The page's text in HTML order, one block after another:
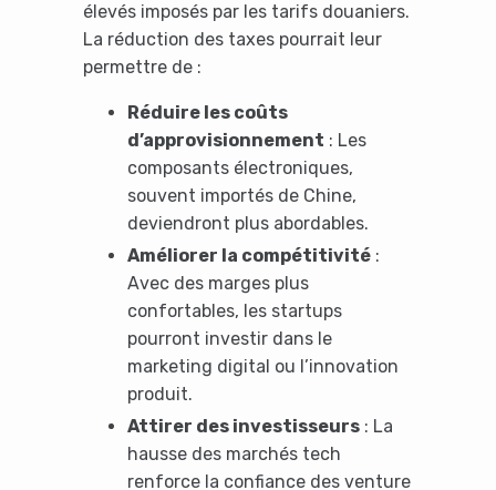
élevés imposés par les tarifs douaniers.
La réduction des taxes pourrait leur
permettre de :
Réduire les coûts
d’approvisionnement : Les
composants électroniques,
souvent importés de Chine,
deviendront plus abordables.
Améliorer la compétitivité:
Avec des marges plus
confortables, les startups
pourront investir dans le
marketing digital ou l’innovation
produit.
Attirer des investisseurs: La
hausse des marchés tech
renforce la confiance des venture